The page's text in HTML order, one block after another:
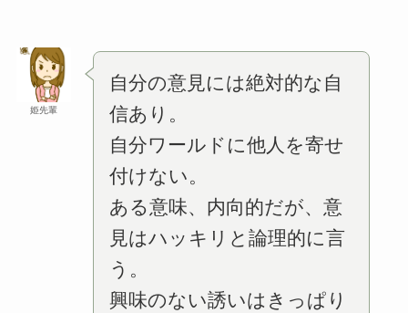
姫先輩
自分の意見には絶対的な自
信あり。
自分ワールドに他人を寄せ
付けない。
ある意味、内向的だが、意
見はハッキリと論理的に言
う。
興味のない誘いはきっぱり